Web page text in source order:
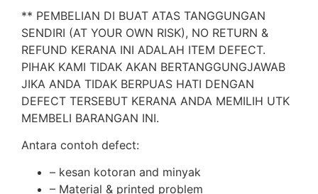
** PEMBELIAN DI BUAT ATAS TANGGUNGAN
SENDIRI (AT YOUR OWN RISK), NO RETURN &
REFUND KERANA INI ADALAH ITEM DEFECT.
PIHAK KAMI TIDAK AKAN BERTANGGUNGJAWAB
JIKA ANDA TIDAK BERPUAS HATI DENGAN
DEFECT TERSEBUT KERANA ANDA MEMILIH UTK
MEMBELI BARANGAN INI.
Antara contoh defect:
– kesan kotoran and minyak
– Material & printed problem